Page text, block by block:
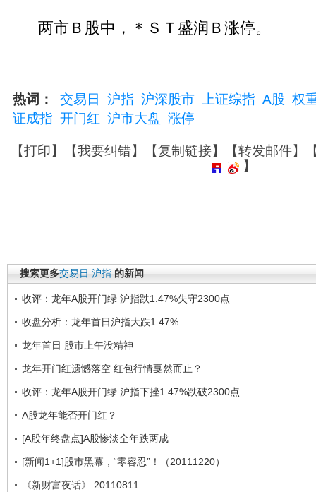
两市Ｂ股中，＊ＳＴ盛润Ｂ涨停。
热词： 交易日 沪指 沪深股市 上证综指 A股 权
证成指 开门红 沪市大盘 涨停
【打印】【我要纠错】【复制链接】【转发邮件】
】
搜索更多交易日 沪指 的新闻
收评：龙年A股开门绿 沪指跌1.47%失守2300点
收盘分析：龙年首日沪指大跌1.47%
龙年首日 股市上午没精神
龙年开门红遗憾落空 红包行情戛然而止？
收评：龙年A股开门绿 沪指下挫1.47%跌破2300点
A股龙年能否开门红？
[A股年终盘点]A股惨淡全年跌两成
[新闻1+1]股市黑幕，“零容忍”！（20111220）
《新财富夜话》 20110811